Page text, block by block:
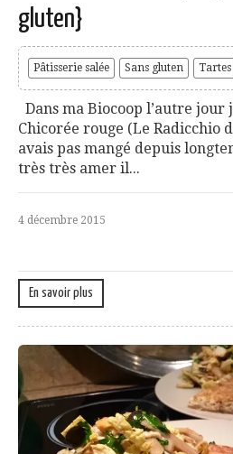
gluten}
Pâtisserie salée Sans gluten Tartes
Dans ma Biocoop l’autre jour
Chicorée rouge (Le Radicchio
avais pas mangé depuis
très très amer il...
4 décembre 2015
En savoir plus